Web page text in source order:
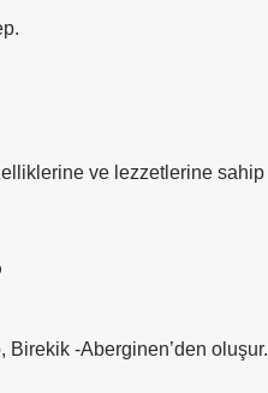
ve lezzetlerine sahip
Birekik -Aberginen’den oluşur.